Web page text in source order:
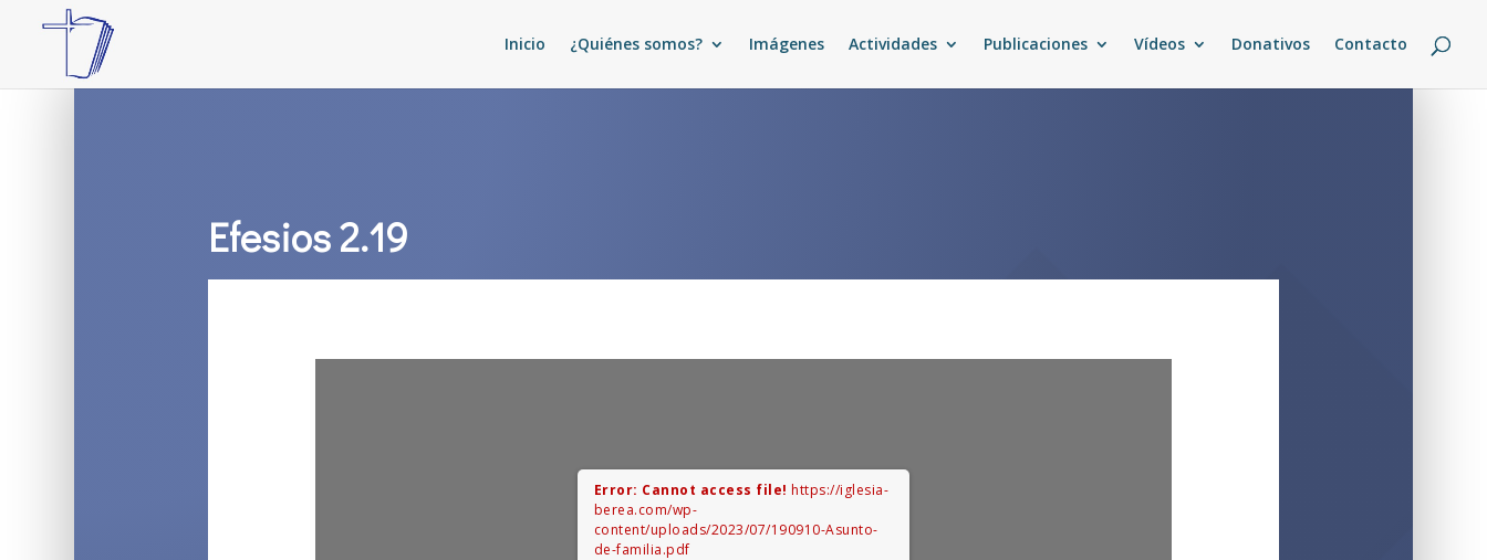
Inicio ¿Quiénes somos? Imágenes Actividades Publicaciones Vídeos Donativos Contacto
Efesios 2.19
Error: Cannot access file!https://iglesia-
berea.com/wp-
content/uploads/2023/07/190910-Asunto-
de-familia.pdf